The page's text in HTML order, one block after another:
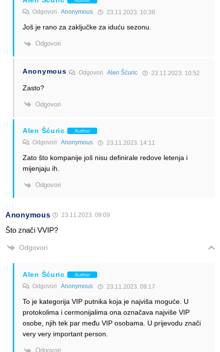
Odgovori Anonymous 23.11.2023. 10:38
Još je rano za zaključke za iduću sezonu.
Odgovori
Anonymous OdgovoriAlen Šćuric 23.11.2023. 10:52
Zasto?
Odgovori
Alen Šćuric Author
Odgovori Anonymous 23.11.2023. 14:11
Zato što kompanije još nisu definirale redove letenja i
mijenjaju ih.
Odgovori
Anonymous 23.11.2023. 09:09
Što znači VVIP?
Odgovori
Alen Šćuric Author
Odgovori Anonymous 23.11.2023. 09:17
To je kategorija VIP putnika koja je najviša moguće. U
protokolima i cermonijalima ona označava najviše VIP
osobe, njih tek par među VIP osobama. U prijevodu znači
very very important person.
Odgovori